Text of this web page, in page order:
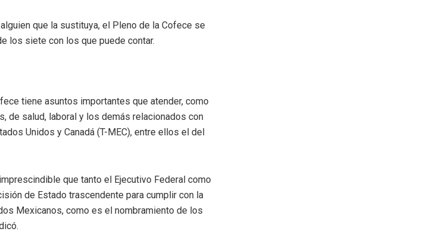
que la sustituya, el Pleno de la Cofece se
los siete con los que puede contar.
tiene asuntos importantes que atender, como
de salud, laboral y los demás relacionados con
Unidos y Canadá (T-MEC), entre ellos el del
que tanto el Ejecutivo Federal como
de Estado trascendente para cumplir con la
Mexicanos, como es el nombramiento de los